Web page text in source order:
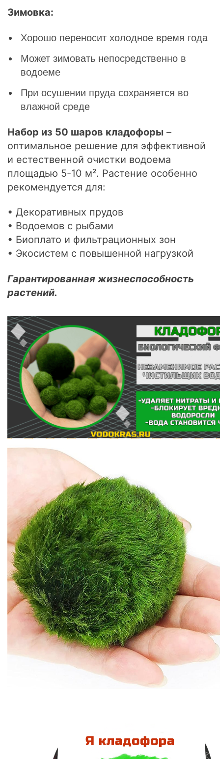
Зимовка:
Хорошо переносит холодное время года
Может зимовать непосредственно в
водоеме
При осушении пруда сохраняется во
влажной среде
Набор из 50 шаров кладофоры –
оптимальное решение для эффективной
и естественной очистки водоема
площадью 5-10 м². Растение особенно
рекомендуется для:
• Декоративных прудов
• Водоемов с рыбами
• Биоплато и фильтрационных зон
• Экосистем с повышенной нагрузкой
Гарантированная жизнеспособность
растений.